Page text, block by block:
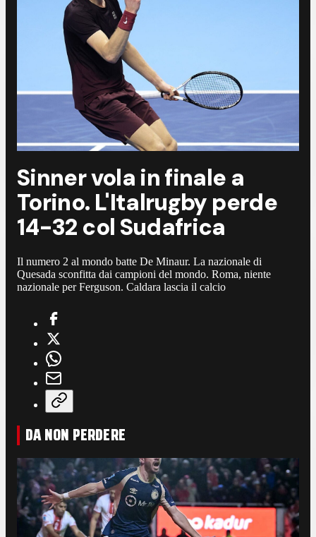
Sinner vola in finale a
Torino. L'Italrugby perde
14-32 col Sudafrica
Il numero 2 al mondo batte De Minaur. La nazionale di
Quesada sconfitta dai campioni del mondo. Roma, niente
nazionale per Ferguson. Caldara lascia il calcio
DA NON PERDERE